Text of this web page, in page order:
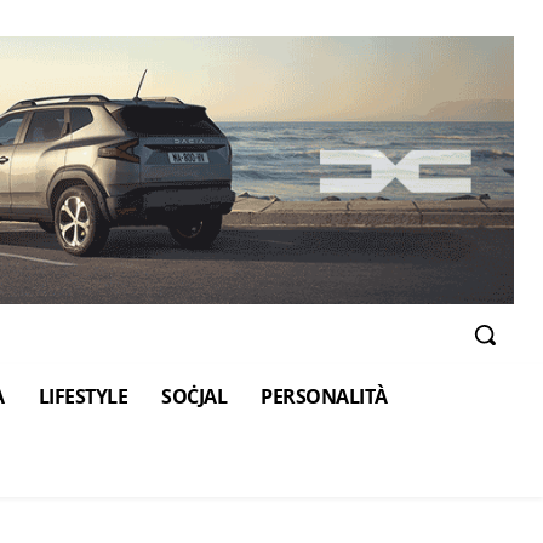
LIFESTYLE SOĊJAL PERSONALITÀ